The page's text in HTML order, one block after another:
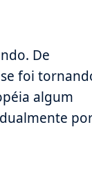
De
foi
algum